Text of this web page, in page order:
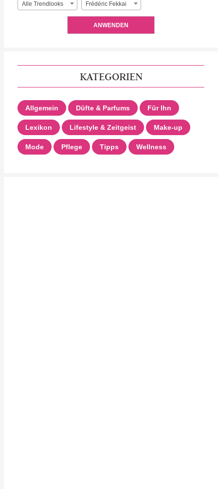
Alle Trendlooks Frédéric Fekkai
ANWENDEN
KATEGORIEN
Allgemein Düfte & Parfums Für Ihn
Lexikon Lifestyle & Zeitgeist Make-up
Mode Pflege Tipps Wellness